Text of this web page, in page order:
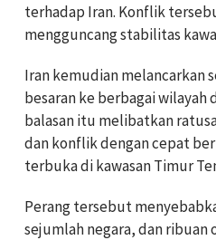
terhadap Iran. Konflik
mengguncang stabilitas
Iran kemudian melancarkan
besaran ke berbagai wilayah
balasan itu melibatkan
dan konflik dengan cepat
terbuka di kawasan Timur
Perang tersebut
sejumlah negara, dan ribuan